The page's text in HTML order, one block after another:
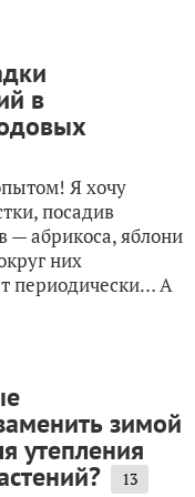
в
Я хочу
посадив
— абрикоса, яблони
них
периодически… А
зимой
утепления
13